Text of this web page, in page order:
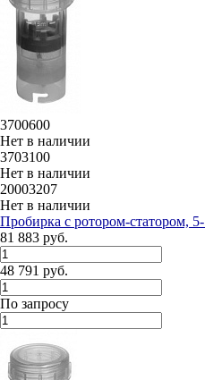
3700600
Нет в наличии
3703100
Нет в наличии
20003207
Нет в наличии
Пробирка с ротором-статором,
81 883 руб.
48 791 руб.
По запросу